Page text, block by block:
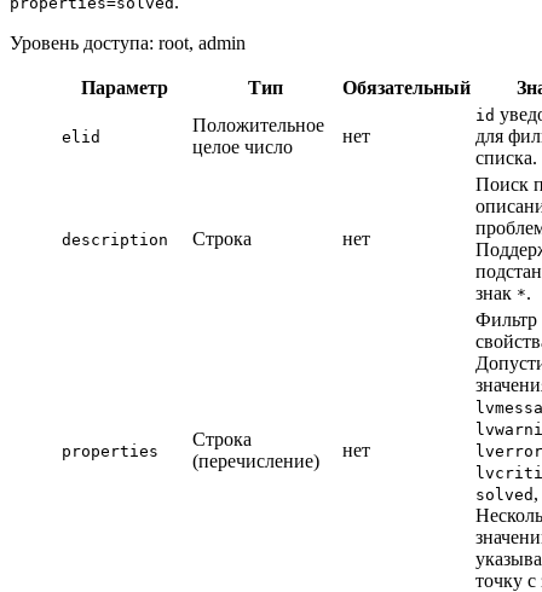
Уровень доступа: root, admin
Параметр Тип Обязательный
elid
Положительное
целое число
нет
id
для
списка.
description Строка нет
Поиск
знак *.
properties
Строка
(перечисление)
нет
Фильтр
lverror
solved ,
точку с